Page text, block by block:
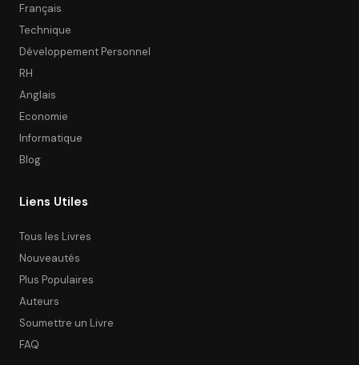
Français
Technique
Développement Personnel
RH
Anglais
Economie
Informatique
Blog
Liens Utiles
Tous les Livres
Nouveautés
Plus Populaires
Auteurs
Soumettre un Livre
FAQ